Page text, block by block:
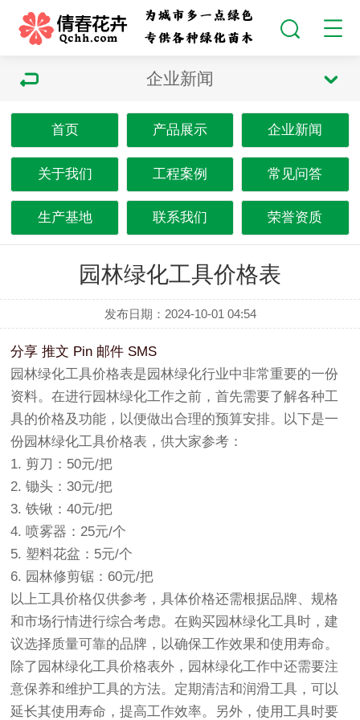
企业新闻
首页 产品展示 企业新闻
关于我们 工程案例 常见问答
生产基地 联系我们 荣誉资质
园林绿化工具价格表
发布日期：2024-10-01 04:54
分享 推文 Pin 邮件 SMS
园林绿化工具价格表是园林绿化行业中非常重要的一份
资料。在进行园林绿化工作之前，首先需要了解各种工
具的价格及功能，以便做出合理的预算安排。以下是一
份园林绿化工具价格表，供大家参考：
1. 剪刀：50元/把
2. 锄头：30元/把
3. 铁锹：40元/把
4. 喷雾器：25元/个
5. 塑料花盆：5元/个
6. 园林修剪锯：60元/把
以上工具价格仅供参考，具体价格还需根据品牌、规格
和市场行情进行综合考虑。在购买园林绿化工具时，建
议选择质量可靠的品牌，以确保工作效果和使用寿命。
除了园林绿化工具价格表外，园林绿化工作中还需要注
意保养和维护工具的方法。定期清洁和润滑工具，可以
延长其使用寿命，提高工作效率。另外，使用工具时要